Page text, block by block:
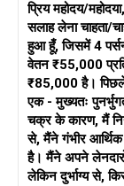
संकट को रोकने के
1. नया ऋण लेना
मौजूदा EMI का
payday ऋण से बचें,
कर देता है।
2. ऋण भुगतान को
अपने ऋणों को दो
प्रिय महोदय/महोदया, मैं अपनी वर्तमान वित्तीय स्थिति के बारे में आपकी
सलाह लेना चाहता/चाहती हूँ। मैं वर्तमान में लगभग
हुआ हूँ, जिसमें 4
वेतन ₹55,000
₹85,000 है। पिछले कुछ वर्षों में, मैंने कई ऋण लिए हैं - अक्सर एक के ऊपर
एक - मुख्यतः
चक्र के कारण, मैं
से, मैंने गंभीर
है। मैंने अपने लेनदारों से ऋण स्थगन या ऋण पुनर्गठन का अनुरोध किया है,
लेकिन दुर्भाग्य से,